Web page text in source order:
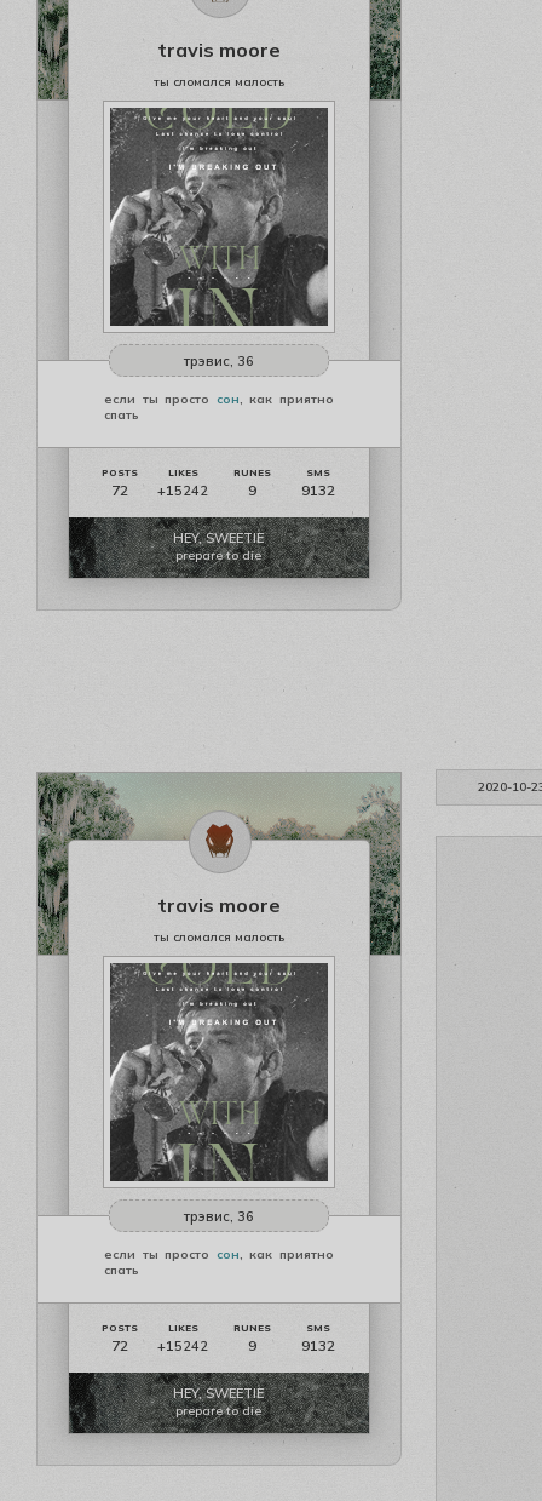
travis moore
ты сломался малость
трэвис, 36
если ты просто сон, как приятно
спать
72 +15242 9 9132
HEY, SWEETIE
prepare to die
2020-10-
travis moore
ты сломался малость
трэвис, 36
если ты просто сон, как приятно
спать
72 +15242 9 9132
HEY, SWEETIE
prepare to die